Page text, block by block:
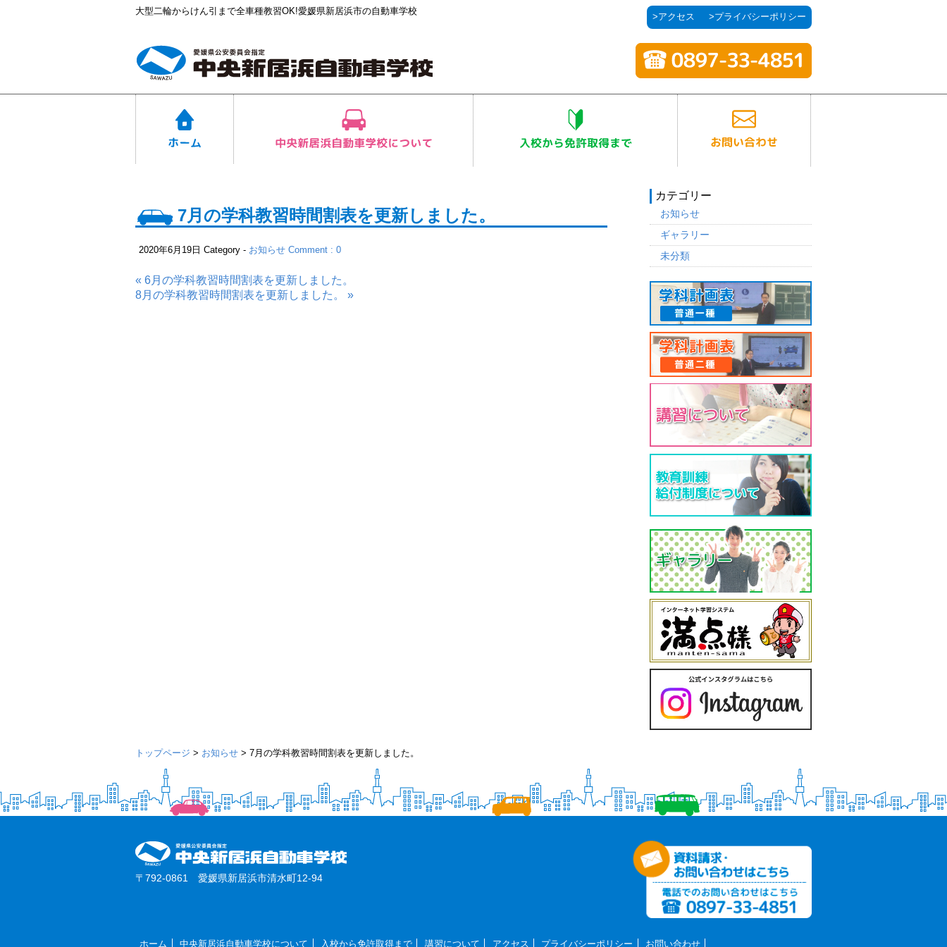
大型二輪からけん引まで全車種教習OK!愛媛県新居浜市の自動車学校
>アクセス >プライバシーポリシー
7月の学科教習時間割表を更新しました。
2020年6月19日 Category - お知らせ Comment : 0
« 6月の学科教習時間割表を更新しました。
8月の学科教習時間割表を更新しました。 »
カテゴリー
お知らせ
ギャラリー
未分類
トップページ > お知らせ > 7月の学科教習時間割表を更新しました。
〒792-0861 愛媛県新居浜市清水町12-94
ホーム 中央新居浜自動車学校について 入校から免許取得まで 講習について アクセス プライバシーポリシー お問い合わせ